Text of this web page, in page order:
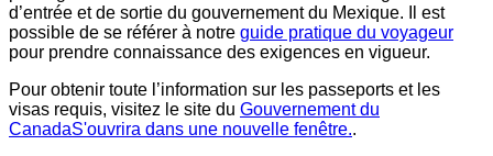
d’entrée et de sortie du gouvernement du Mexique. Il est
possible de se référer à notre guide pratique du voyageur
pour prendre connaissance des exigences en vigueur.
Pour obtenir toute l’information sur les passeports et les
visas requis, visitez le site du Gouvernement du
CanadaS'ouvrira dans une nouvelle fenêtre..